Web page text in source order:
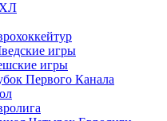
игры
игры
Первого Канала